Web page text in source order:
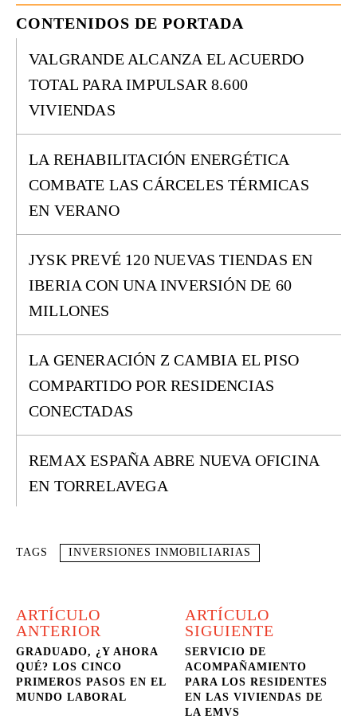
CONTENIDOS DE PORTADA
VALGRANDE ALCANZA EL ACUERDO
TOTAL PARA IMPULSAR 8.600
VIVIENDAS
LA REHABILITACIÓN ENERGÉTICA
COMBATE LAS CÁRCELES TÉRMICAS
EN VERANO
JYSK PREVÉ 120 NUEVAS TIENDAS EN
IBERIA CON UNA INVERSIÓN DE 60
MILLONES
LA GENERACIÓN Z CAMBIA EL PISO
COMPARTIDO POR RESIDENCIAS
CONECTADAS
REMAX ESPAÑA ABRE NUEVA OFICINA
EN TORRELAVEGA
TAGS INVERSIONES INMOBILIARIAS
ARTÍCULO
ANTERIOR
GRADUADO, ¿Y AHORA
QUÉ? LOS CINCO
PRIMEROS PASOS EN EL
MUNDO LABORAL
ARTÍCULO
SIGUIENTE
SERVICIO DE
ACOMPAÑAMIENTO
PARA LOS RESIDENTES
EN LAS VIVIENDAS DE
LA EMVS